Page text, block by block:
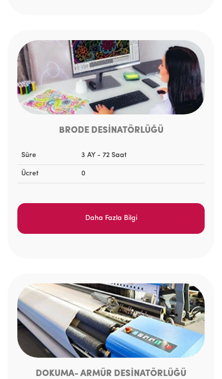
BRODE DESİNATÖRLÜĞÜ
Süre 3 AY - 72 Saat
Ücret 0
Daha Fazla Bilgi
DOKUMA- ARMÜR DESİNATÖRLÜĞÜ